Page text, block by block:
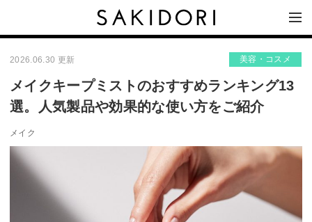
2026.06.30 更新 美容・コスメ
メイクキープミストのおすすめランキング13
選。人気製品や効果的な使い方をご紹介
メイク